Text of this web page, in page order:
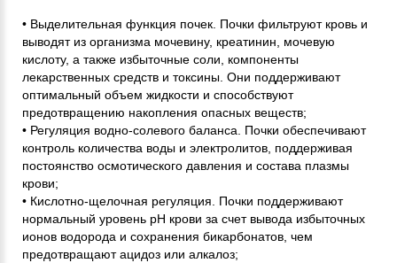
• Выделительная функция почек. Почки фильтруют кровь и
выводят из организма мочевину, креатинин, мочевую
кислоту, а также избыточные соли, компоненты
лекарственных средств и токсины. Они поддерживают
оптимальный объем жидкости и способствуют
предотвращению накопления опасных веществ;
• Регуляция водно-солевого баланса. Почки обеспечивают
контроль количества воды и электролитов, поддерживая
постоянство осмотического давления и состава плазмы
крови;
• Кислотно-щелочная регуляция. Почки поддерживают
нормальный уровень pH крови за счет вывода избыточных
ионов водорода и сохранения бикарбонатов, чем
предотвращают ацидоз или алкалоз;